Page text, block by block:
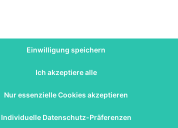
gute Ernte solltest du ein paar
welche dann verwurzeln, werden
geben, deine Pflanzen bei Bedarf zu
gegossen werden. Abends oder am
einen sonnigen Standort, welcher sich
und findet in deiner Küche ebenfalls
Einwilligung speichern
Ich akzeptiere alle
Nur essenzielle Cookies akzeptieren
Individuelle Datenschutz-Präferenzen